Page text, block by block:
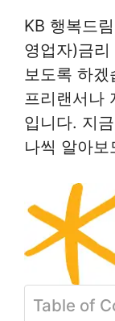
KB 행복드
영업자)금
보도록 하
프리랜서나
입니다. 지
나씩 알아보
Table of